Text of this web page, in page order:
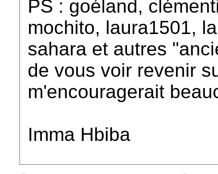
PS : goéland,
mochito, laura1501,
sahara et autres
de vous voir revenir
m'encouragerait
Imma Hbiba